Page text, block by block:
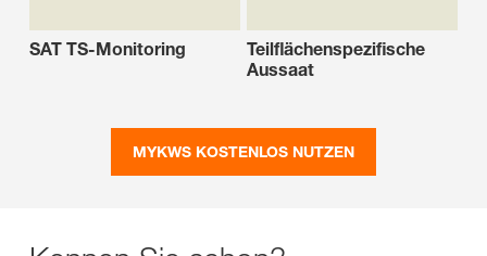
SAT TS-Monitoring
Teilflächenspezifische
Aussaat
MYKWS KOSTENLOS NUTZEN